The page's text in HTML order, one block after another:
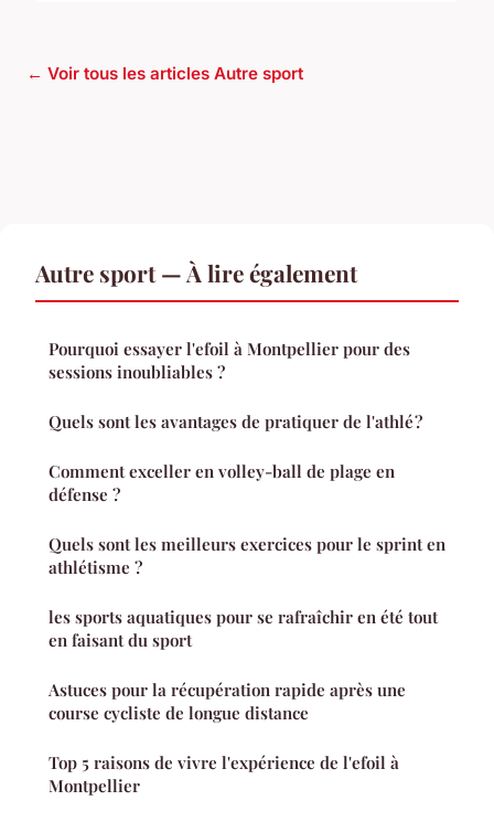
← Voir tous les articles Autre sport
Autre sport — À lire également
Pourquoi essayer l'efoil à Montpellier pour des
sessions inoubliables ?
Quels sont les avantages de pratiquer de l'athlé ?
Comment exceller en volley-ball de plage en
défense ?
Quels sont les meilleurs exercices pour le sprint en
athlétisme ?
les sports aquatiques pour se rafraîchir en été tout
en faisant du sport
Astuces pour la récupération rapide après une
course cycliste de longue distance
Top 5 raisons de vivre l'expérience de l'efoil à
Montpellier